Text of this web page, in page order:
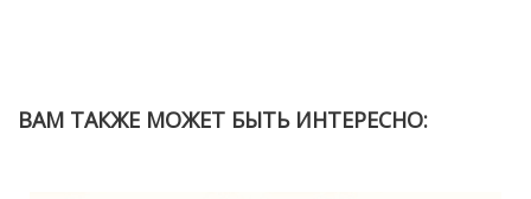
ВАМ ТАКЖЕ МОЖЕТ БЫТЬ ИНТЕРЕСНО: